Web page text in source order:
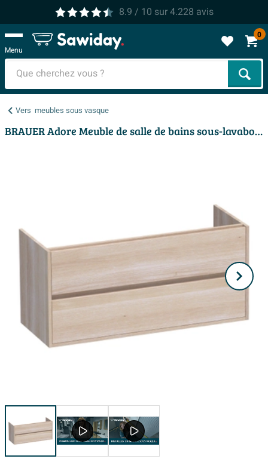
8.9 / 10 sur4.228 avis
Menu
0
Vers meubles sous vasque
BRAUER Adore Meuble de salle de bains sous-lavabo - 120x46x55cm - 2 tiroirs à fermeture douce - sans poignée - 1 découpe pour siphon - chêne massif - chêne à lames blanc